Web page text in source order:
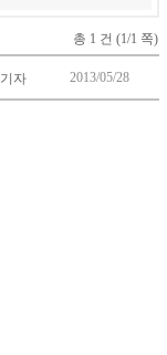
총 1 건 (1/1 쪽)
자 2013/05/28